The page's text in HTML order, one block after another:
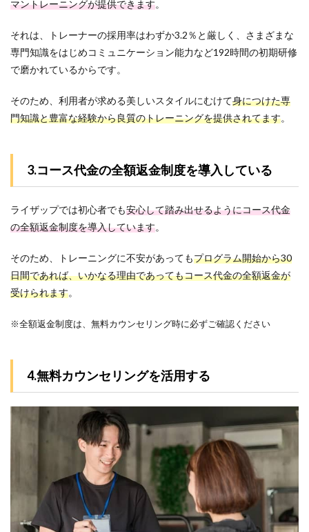
マントレーニングが提供できます。
それは、トレーナーの採用率はわずか3.2％と厳しく、さまざまな
専門知識をはじめコミュニケーション能力など192時間の初期研修
で磨かれているからです。
そのため、利用者が求める美しいスタイルにむけて身につけた専
門知識と豊富な経験から良質のトレーニングを提供されてます。
3.コース代金の全額返金制度を導入している
ライザップでは初心者でも安心して踏み出せるようにコース代金
の全額返金制度を導入しています。
そのため、トレーニングに不安があってもプログラム開始から30
日間であれば、いかなる理由であってもコース代金の全額返金が
受けられます。
※全額返金制度は、無料カウンセリング時に必ずご確認ください
4.無料カウンセリングを活用する